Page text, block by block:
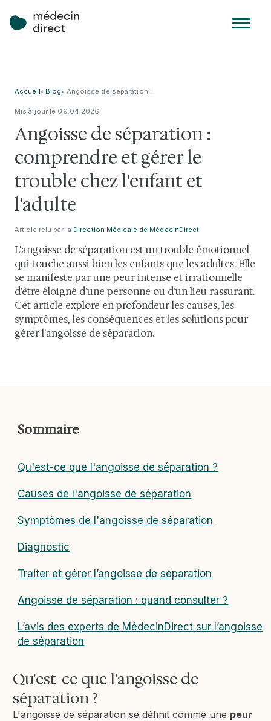
Accueil• Blog• Angoisse de séparation :
chez l'enfant et l'adulte
Angoisse de séparation :
comprendre et gérer le
trouble chez l'enfant et
l'adulte
Mis à jour le 09.04.2026
Article relu par la Direction Médicale de MédecinDirect
L'angoisse de séparation est un trouble émotionnel
qui touche aussi bien les enfants que les adultes. Elle
se manifeste par une peur intense et irrationnelle
d'être éloigné d'une personne ou d'un lieu rassurant.
Cet article explore en profondeur les causes, les
symptômes, les conséquences et les solutions pour
gérer l'angoisse de séparation.
Qu'est-ce que l'angoisse de
séparation ?
L'angoisse de séparation se définit comme une peur
Sommaire
Qu'est-ce que l'angoisse de séparation ?
Causes de l'angoisse de séparation
Symptômes de l'angoisse de séparation
Diagnostic
Traiter et gérer l’angoisse de séparation
Angoisse de séparation : quand consulter ?
L’avis des experts de MédecinDirect sur l’angoisse
de séparation